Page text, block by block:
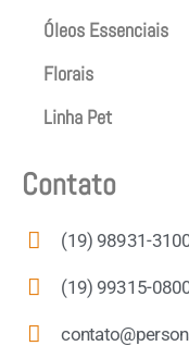
Óleos Essenciais
Florais
Linha Pet
Contato
(19) 98931-
(19) 99315-